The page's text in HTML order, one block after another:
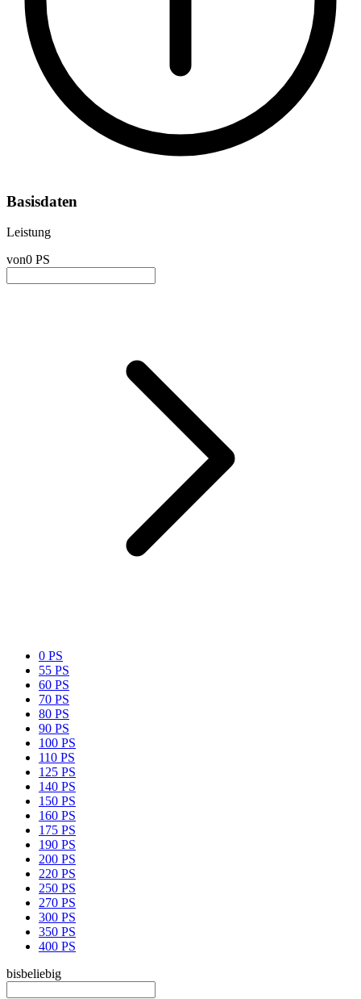
Basisdaten
Leistung
von0 PS
0 PS
55 PS
60 PS
70 PS
80 PS
90 PS
100 PS
110 PS
125 PS
140 PS
150 PS
160 PS
175 PS
190 PS
200 PS
220 PS
250 PS
270 PS
300 PS
350 PS
400 PS
bisbeliebig